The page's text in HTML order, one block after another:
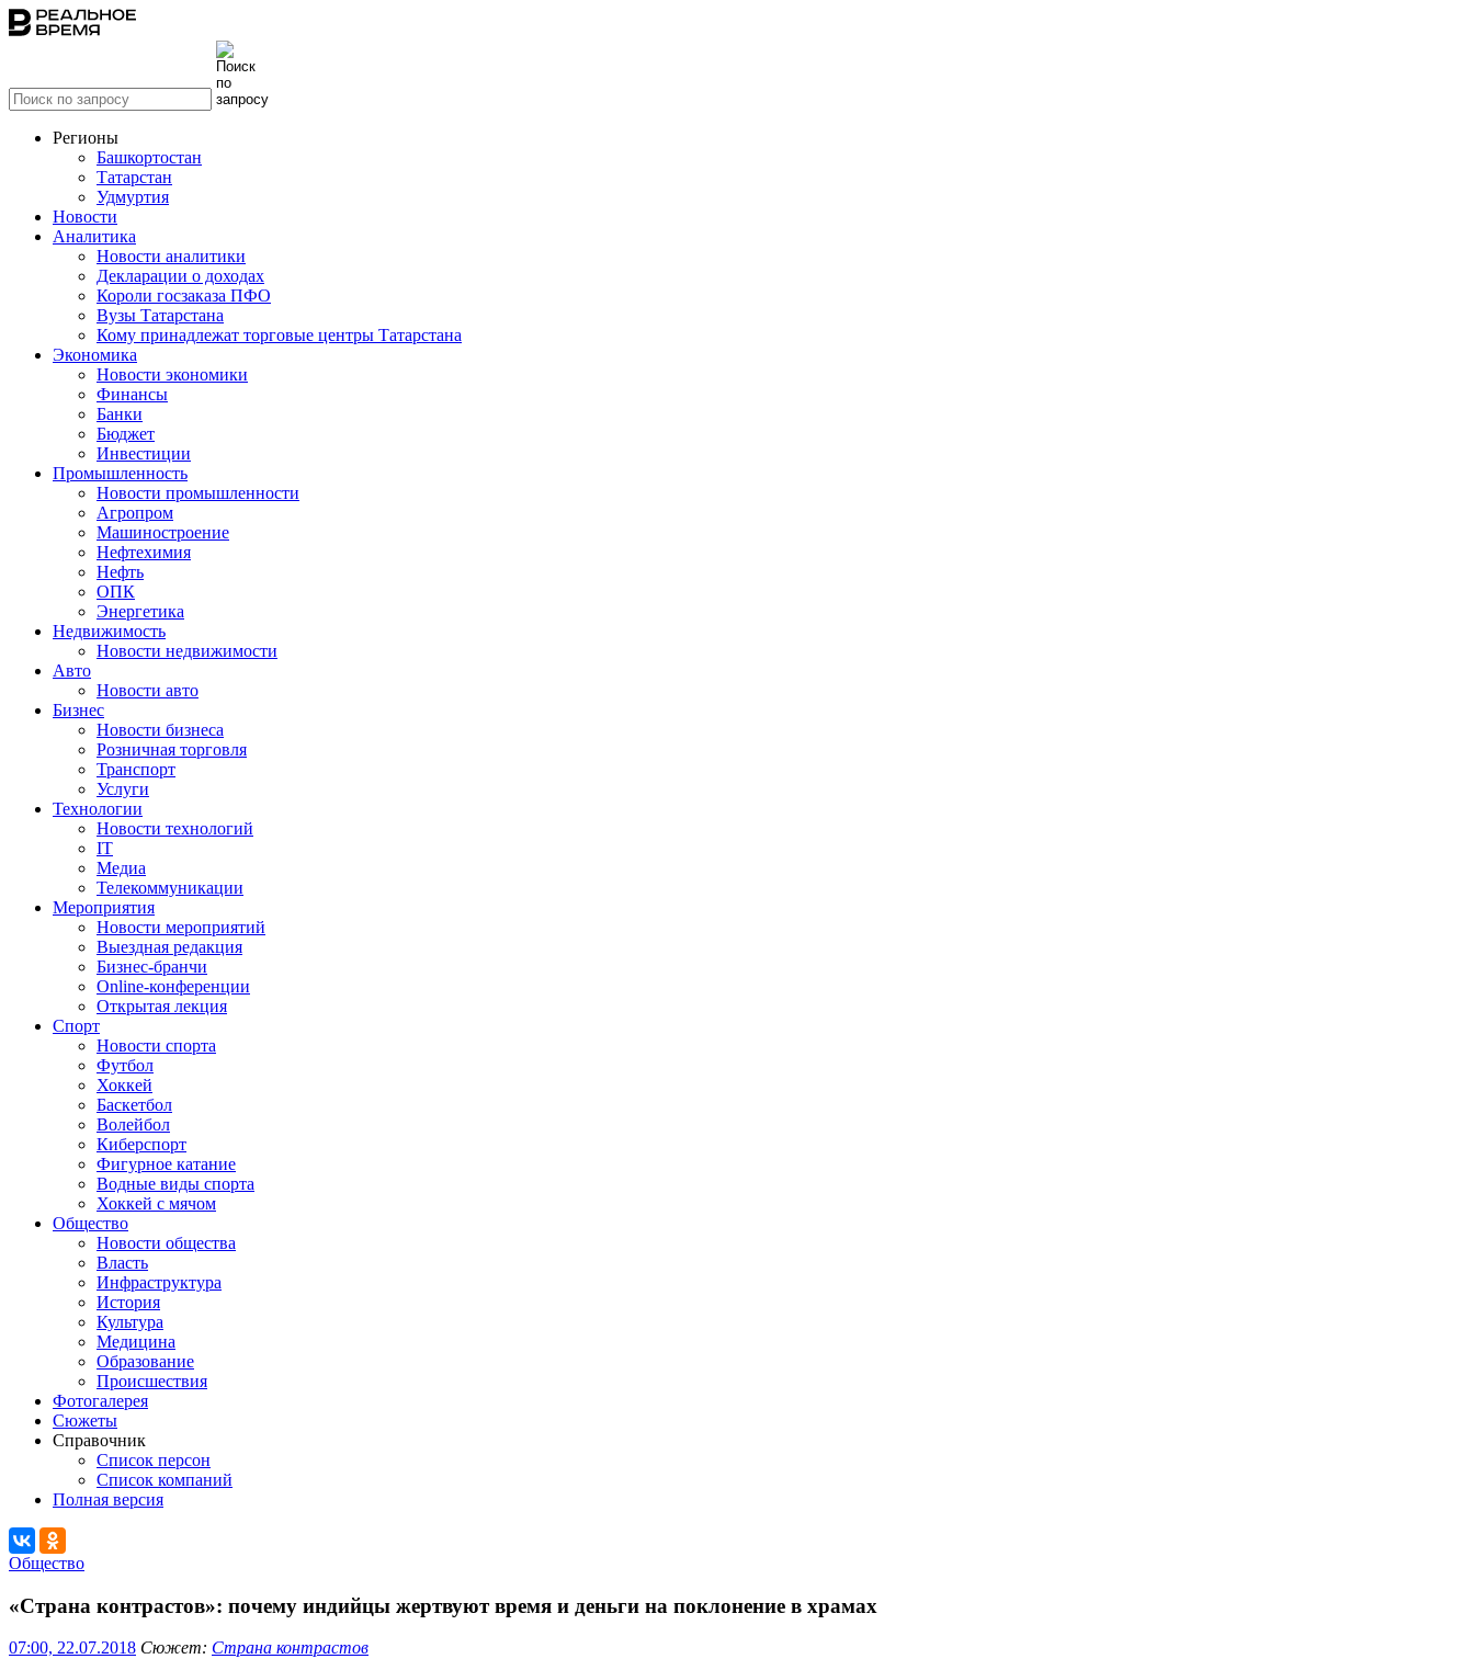
Регионы
Башкортостан
Татарстан
Удмуртия
Новости
Аналитика
Новости аналитики
Декларации о доходах
Короли госзаказа ПФО
Вузы Татарстана
Кому принадлежат торговые центры Татарстана
Экономика
Новости экономики
Финансы
Банки
Бюджет
Инвестиции
Промышленность
Новости промышленности
Агропром
Машиностроение
Нефтехимия
Нефть
ОПК
Энергетика
Недвижимость
Новости недвижимости
Авто
Новости авто
Бизнес
Новости бизнеса
Розничная торговля
Транспорт
Услуги
Технологии
Новости технологий
IT
Медиа
Телекоммуникации
Мероприятия
Новости мероприятий
Выездная редакция
Бизнес-бранчи
Online-конференции
Открытая лекция
Спорт
Новости спорта
Футбол
Хоккей
Баскетбол
Волейбол
Киберспорт
Фигурное катание
Водные виды спорта
Хоккей с мячом
Общество
Новости общества
Власть
Инфраструктура
История
Культура
Медицина
Образование
Происшествия
Фотогалерея
Сюжеты
Справочник
Список персон
Список компаний
Полная версия
Общество
«Страна контрастов»: почему индийцы жертвуют время и деньги на поклонение в храмах
07:00, 22.07.2018 Сюжет: Страна контрастов